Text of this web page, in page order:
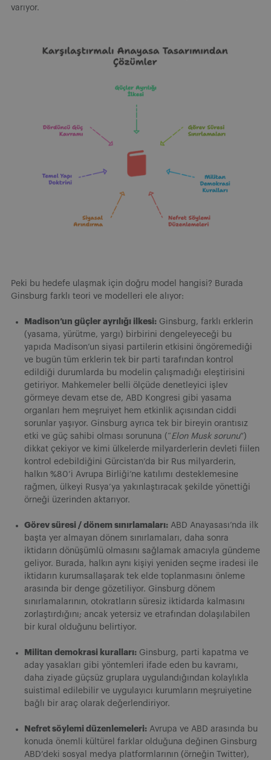
varıyor.
Peki bu hedefe ulaşmak için doğru model hangisi? Burada
Ginsburg farklı teori ve modelleri ele alıyor:
Madison’un güçler ayrılığı ilkesi: Ginsburg, farklı erklerin
(yasama, yürütme, yargı) birbirini dengeleyeceği bu
yapıda Madison’un siyasi partilerin etkisini öngöremediği
ve bugün tüm erklerin tek bir parti tarafından kontrol
edildiği durumlarda bu modelin çalışmadığı eleştirisini
getiriyor. Mahkemeler belli ölçüde denetleyici işlev
görmeye devam etse de, ABD Kongresi gibi yasama
organları hem meşruiyet hem etkinlik açısından ciddi
sorunlar yaşıyor. Ginsburg ayrıca tek bir bireyin orantısız
etki ve güç sahibi olması sorununa (“Elon Musk sorunu”)
dikkat çekiyor ve kimi ülkelerde milyarderlerin devleti fiilen
kontrol edebildiğini Gürcistan’da bir Rus milyarderin,
halkın %80’i Avrupa Birliği’ne katılımı desteklemesine
rağmen, ülkeyi Rusya’ya yakınlaştıracak şekilde yönettiği
örneği üzerinden aktarıyor.
Görev süresi / dönem sınırlamaları: ABD Anayasası’nda ilk
başta yer almayan dönem sınırlamaları, daha sonra
iktidarın dönüşümlü olmasını sağlamak amacıyla gündeme
geliyor. Burada, halkın aynı kişiyi yeniden seçme iradesi ile
iktidarın kurumsallaşarak tek elde toplanmasını önleme
arasında bir denge gözetiliyor. Ginsburg dönem
sınırlamalarının, otokratların süresiz iktidarda kalmasını
zorlaştırdığını; ancak yetersiz ve etrafından dolaşılabilen
bir kural olduğunu belirtiyor.
Militan demokrasi kuralları: Ginsburg, parti kapatma ve
aday yasakları gibi yöntemleri ifade eden bu kavramı,
daha ziyade güçsüz gruplara uygulandığından kolaylıkla
suistimal edilebilir ve uygulayıcı kurumların meşruiyetine
bağlı bir araç olarak değerlendiriyor.
Nefret söylemi düzenlemeleri: Avrupa ve ABD arasında bu
konuda önemli kültürel farklar olduğuna değinen Ginsburg
ABD’deki sosyal medya platformlarının (örneğin Twitter),